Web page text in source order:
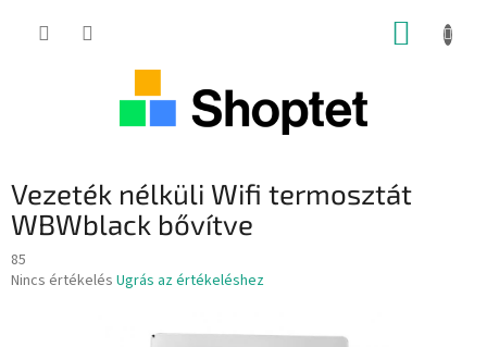
KOSÁR
Vezeték nélküli Wifi termosztát
WBWblack bővítve
85
A
Nincs értékelés Ugrás az értékeléshez